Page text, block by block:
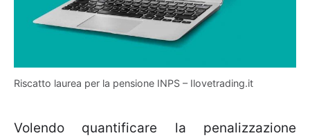
Riscatto laurea per la pensione INPS – Ilovetrading.it
Volendo quantificare la penalizzazione